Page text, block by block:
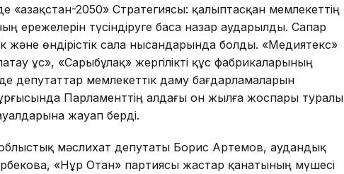
«Қазақстан-2050» Стратегиясы: қалыптасқан мемлекеттің
ережелерін түсіндіруге баса назар аударылды. Сапар
және өндірістік сала нысандарында болды. «Медиятекс»
Құс», «Сарыбұлақ» жергілікті құс фабрикаларының
депутаттар мемлекеттік даму бағдарламаларын
Парламенттің алдағы он жылға жоспары туралы
жауап берді.
мәслихат депутаты Борис Артемов, аудандық
«Нұр Отан» партиясы жастар қанатының мүшесі